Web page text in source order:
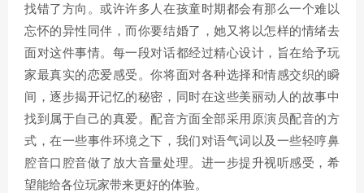
找错了方向。或许许多人在孩童时期都会有那么一个难以
忘怀的异性同伴，而你要结婚了，她又将以怎样的情绪去
面对这件事情。每一段对话都经过精心设计，旨在给予玩
家最真实的恋爱感受。你将面对各种选择和情感交织的瞬
间，逐步揭开记忆的秘密，同时在这些美丽动人的故事中
找到属于自己的真爱。配音方面全部采用原演员配音的方
式，在一些事件环境之下，我们对语气词以及一些轻哼鼻
腔音口腔音做了放大音量处理。进一步提升视听感受，希
望能给各位玩家带来更好的体验。